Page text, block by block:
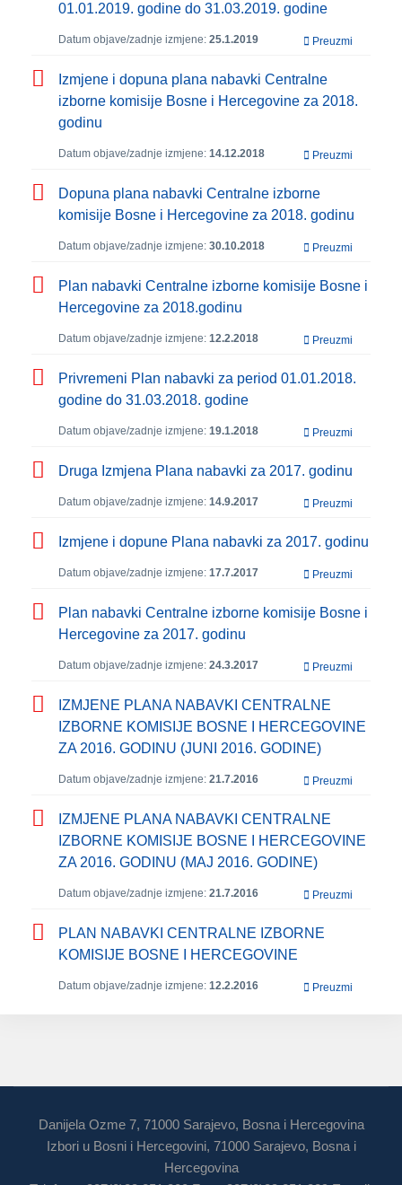
01.01.2019. godine do 31.03.2019. godine
Datum objave/zadnje izmjene: 25.1.2019 Preuzmi
Izmjene i dopuna plana nabavki Centralne
izborne komisije Bosne i Hercegovine za 2018.
godinu
Datum objave/zadnje izmjene: 14.12.2018 Preuzmi
Dopuna plana nabavki Centralne izborne
komisije Bosne i Hercegovine za 2018. godinu
Datum objave/zadnje izmjene: 30.10.2018 Preuzmi
Plan nabavki Centralne izborne komisije Bosne i
Hercegovine za 2018.godinu
Datum objave/zadnje izmjene: 12.2.2018 Preuzmi
Privremeni Plan nabavki za period 01.01.2018.
godine do 31.03.2018. godine
Datum objave/zadnje izmjene: 19.1.2018 Preuzmi
Druga Izmjena Plana nabavki za 2017. godinu
Datum objave/zadnje izmjene: 14.9.2017 Preuzmi
Izmjene i dopune Plana nabavki za 2017. godinu
Datum objave/zadnje izmjene: 17.7.2017 Preuzmi
Plan nabavki Centralne izborne komisije Bosne i
Hercegovine za 2017. godinu
Datum objave/zadnje izmjene: 24.3.2017 Preuzmi
IZMJENE PLANA NABAVKI CENTRALNE
IZBORNE KOMISIJE BOSNE I HERCEGOVINE
ZA 2016. GODINU (JUNI 2016. GODINE)
Datum objave/zadnje izmjene: 21.7.2016 Preuzmi
IZMJENE PLANA NABAVKI CENTRALNE
IZBORNE KOMISIJE BOSNE I HERCEGOVINE
ZA 2016. GODINU (MAJ 2016. GODINE)
Datum objave/zadnje izmjene: 21.7.2016 Preuzmi
PLAN NABAVKI CENTRALNE IZBORNE
KOMISIJE BOSNE I HERCEGOVINE
Datum objave/zadnje izmjene: 12.2.2016 Preuzmi
Danijela Ozme 7, 71000 Sarajevo, Bosna i Hercegovina
Izbori u Bosni i Hercegovini, 71000 Sarajevo, Bosna i
Hercegovina